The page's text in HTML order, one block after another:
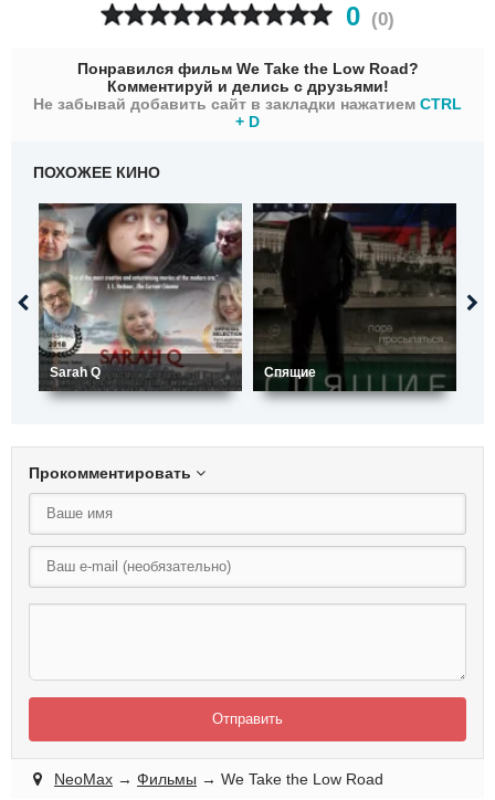
0 (0)
Понравился фильм We Take the Low Road?
Комментируй и делись с друзьями!
Не забывай добавить сайт в закладки нажатием CTRL
+ D
ПОХОЖЕЕ КИНО
Sarah Q Спящие
Прокомментировать
Отправить
NeoMax → Фильмы → We Take the Low Road